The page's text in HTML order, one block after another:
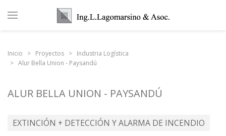
Inicio Proyectos
Industria Logística
Alur Bella Union - Paysandú
ALUR BELLA UNION - PAYSANDÚ
EXTINCIÓN + DETECCIÓN Y ALARMA DE INCENDIO